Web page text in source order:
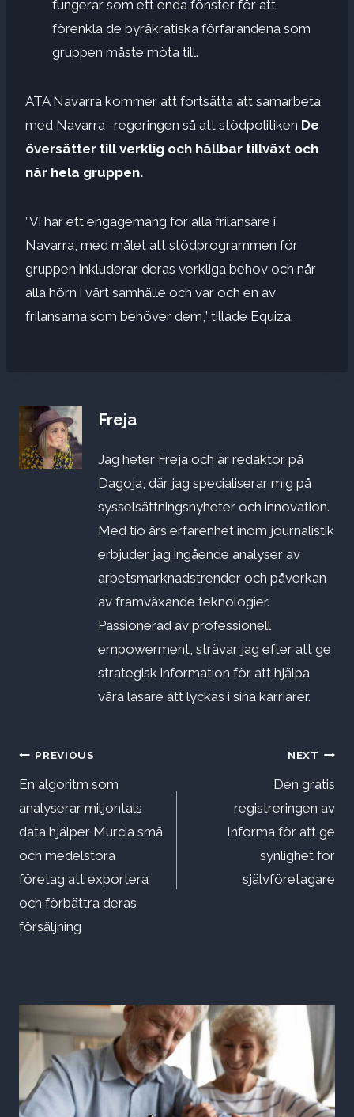
fungerar som ett enda fönster för att
förenkla de byråkratiska förfarandena som
gruppen måste möta till.
ATA Navarra kommer att fortsätta att samarbeta
med Navarra -regeringen så att stödpolitiken De
översätter till verklig och hållbar tillväxt och
når hela gruppen.
”Vi har ett engagemang för alla frilansare i
Navarra, med målet att stödprogrammen för
gruppen inkluderar deras verkliga behov och når
alla hörn i vårt samhälle och var och en av
frilansarna som behöver dem,” tillade Equiza.
Freja
Jag heter Freja och är redaktör på
Dagoja, där jag specialiserar mig på
sysselsättningsnyheter och innovation.
Med tio års erfarenhet inom journalistik
erbjuder jag ingående analyser av
arbetsmarknadstrender och påverkan
av framväxande teknologier.
Passionerad av professionell
empowerment, strävar jag efter att ge
strategisk information för att hjälpa
våra läsare att lyckas i sina karriärer.
Inläggsnavigering
PREVIOUS
En algoritm som
analyserar miljontals
data hjälper Murcia små
och medelstora
företag att exportera
och förbättra deras
försäljning
NEXT
Den gratis
registreringen av
Informa för att ge
synlighet för
självföretagare